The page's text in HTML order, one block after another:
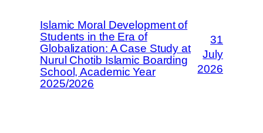
Islamic Moral Development of
Students in the Era of
Globalization: A Case Study at
Nurul Chotib Islamic Boarding
School, Academic Year
2025/2026
31
July
2026